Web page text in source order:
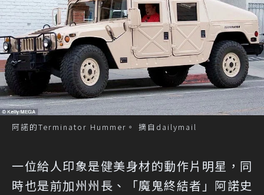
阿諾的Terminator Hummer。 摘自dailymail
一位給人印象是健美身材的動作片明星，同
時也是前加州州長、「魔鬼終結者」阿諾史